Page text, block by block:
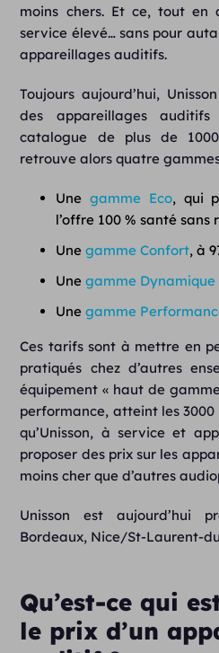
moins chers. Et ce, tout en
service élevé… sans pour
appareillages auditifs.
Toujours aujourd’hui,
des appareillages
catalogue de plus de
retrouve alors quatre
Unegamme Eco, qui
l’offre 100 % santé sans
Unegamme Confort, à
Unegamme Dynamique
Unegamme
Ces tarifs sont à mettre en
pratiqués chez d’autres
équipement « haut de
performance, atteint les 3000
qu’Unisson, à service et
proposer des prix sur les
moins cher que d’autres
Unisson est aujourd’hui
Bordeaux, Nice/St-Laurent-
Qu’est-ce qui
le prix d’un